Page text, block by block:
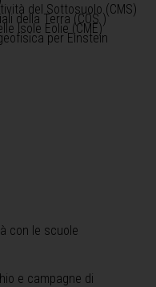
del Sottosuolo (CMS)
della Terra (COS )
Isole Eolie (CME)
per Einstein
con le scuole
e campagne di